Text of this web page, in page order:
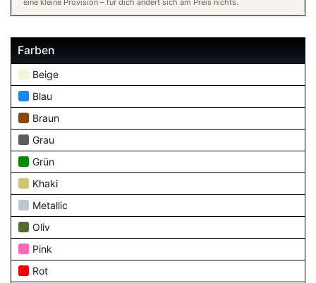
eine kleine Provision – für dich ändert sich am Preis nichts.
Farben
Beige
Blau
Braun
Grau
Grün
Khaki
Metallic
Oliv
Pink
Rot